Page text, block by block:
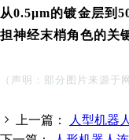
从0.5μm的镀金层到
担神经末梢角色的
（声明：部分图片来源于
上一篇：
人型机器